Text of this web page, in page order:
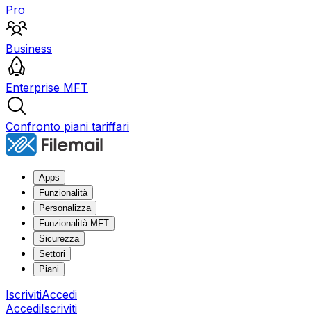
Pro
Business
Enterprise MFT
Confronto piani tariffari
Apps
Funzionalità
Personalizza
Funzionalità MFT
Sicurezza
Settori
Piani
IscrivitiAccedi
AccediIscriviti